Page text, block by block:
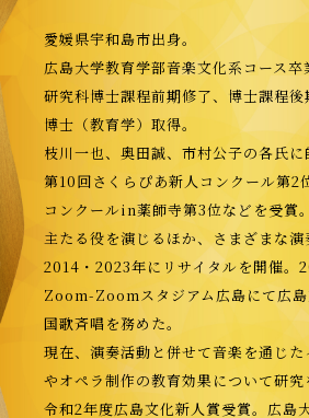
愛媛県宇和島市出身。
広島大学教育学部音楽文化系コース
研究科博士課程前期修了、博士課程後
博士（教育学）取得。
枝川一也、奥田誠、市村公子の各氏に
第10回さくらぴあ新人コンクール第2
コンクールin薬師寺第3位などを受賞
主たる役を演じるほか、さまざまな演
2014 ・ 2023年にリサイタルを開催。
Zoom-Zoom スタジアム広島にて広
国歌斉唱を務めた。
現在、演奏活動と併せて音楽を通じ
やオペラ制作の教育効果について研究
令和2年度広島文化新人賞受賞。広島